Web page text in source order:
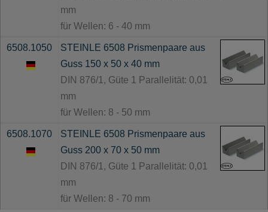
mm
für Wellen: 6 - 40 mm
6508.1050
STEINLE 6508 Prismenpaare aus
Guss 150 x 50 x 40 mm
DIN 876/1, Güte 1 Parallelität: 0,01
mm
für Wellen: 8 - 50 mm
6508.1070
STEINLE 6508 Prismenpaare aus
Guss 200 x 70 x 50 mm
DIN 876/1, Güte 1 Parallelität: 0,01
mm
für Wellen: 8 - 70 mm